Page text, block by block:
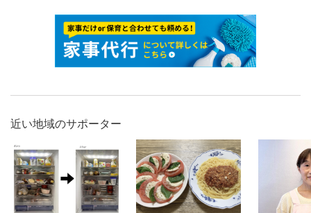
近い地域のサポーター